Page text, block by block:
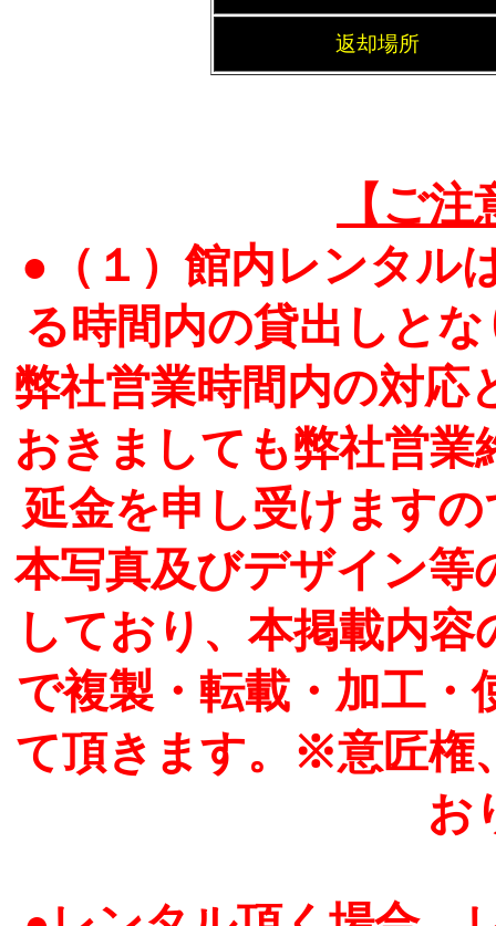
返却場所
【ご
●（１）館内レンタル
る時間内の貸出しと
弊社営業時間内の対応
おきましても弊社営業
延金を申し受けます
本写真及びデザイン等
しており、本掲載内
で複製・転載・加工・
て頂きます。※意匠権
お